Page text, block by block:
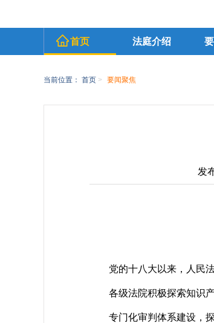
首页 法庭介绍
当前位置： 首页 > 要闻聚焦
发
党的十八大以来，人民法
各级法院积极探索知识产
专门化审判体系建设，探